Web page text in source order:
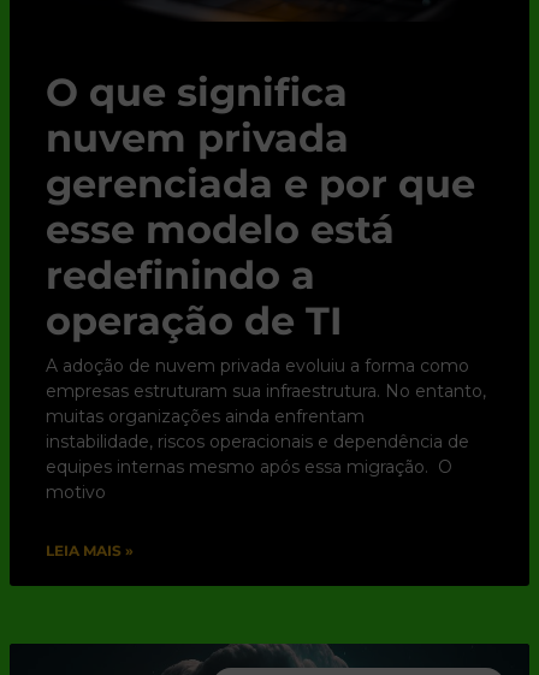
O que significa
nuvem privada
gerenciada e por que
esse modelo está
redefinindo a
operação de TI
A adoção de nuvem privada evoluiu a forma como
empresas estruturam sua infraestrutura. No entanto,
muitas organizações ainda enfrentam
instabilidade, riscos operacionais e dependência de
equipes internas mesmo após essa migração. O
motivo
LEIA MAIS »